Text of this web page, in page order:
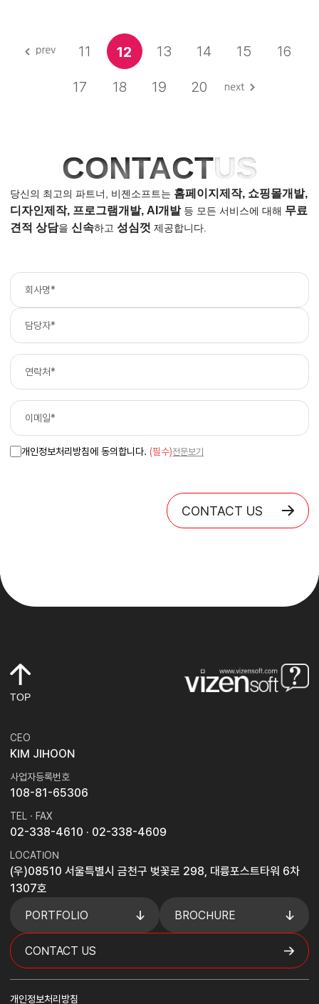
11 12 13 14 15 16
17 18 19 20
CONTACTUS
당신의 최고의 파트너, 비젠소프트는 홈페이지제작, 쇼핑몰개발,
디자인제작, 프로그램개발, AI개발등 모든 서비스에 대해 무료
견적 상담을 신속하고 성심껏 제공합니다.
개인정보처리방침에 동의합니다. (필수)전문보기
CONTACT US
TOP
CEO
KIM JIHOON
사업자등록번호
108-81-65306
TEL · FAX
02-338-4610 · 02-338-4609
LOCATION
(우)08510 서울특별시 금천구 벚꽃로 298, 대륭포스트타워 6차
1307호
PORTFOLIO
BROCHURE
CONTACT US
개인정보처리방침